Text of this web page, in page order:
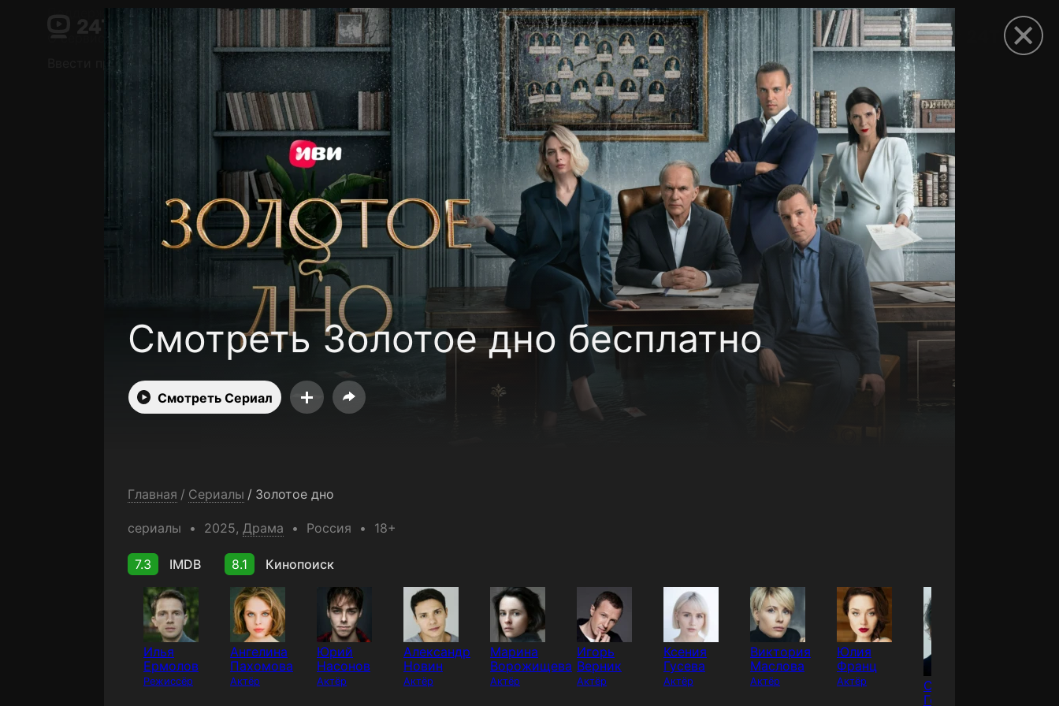
Смотреть Золотое дно бесплатно
Смотреть Сериал
Главная / Сериалы / Золотое дно
сериалы 2025, Драма Россия 18+
7.3 IMDB 8.1 Кинопоиск
Илья
Ермолов
Режиссёр
Ангелина
Пахомова
Актёр
Юрий
Насонов
Актёр
Александр
Новин
Актёр
Марина
Ворожищева
Актёр
Игорь
Верник
Актёр
Ксения
Гусева
Актёр
Виктория
Маслова
Актёр
Юлия
Франц
Актёр
Сергей
Горошко
Поддержка:
support@24h.tv
Пользовательское соглашение Политика конфиденциальности Для партнёров
Открыть приложение
Ввести промокод
Установить на ТВ Бесплатные каналы Контакты